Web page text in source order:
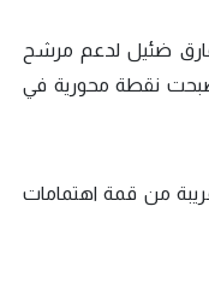
التي صوتت بفارق ضئيل لدعم مرشح
نقطة محورية في
من قمة اهتمامات